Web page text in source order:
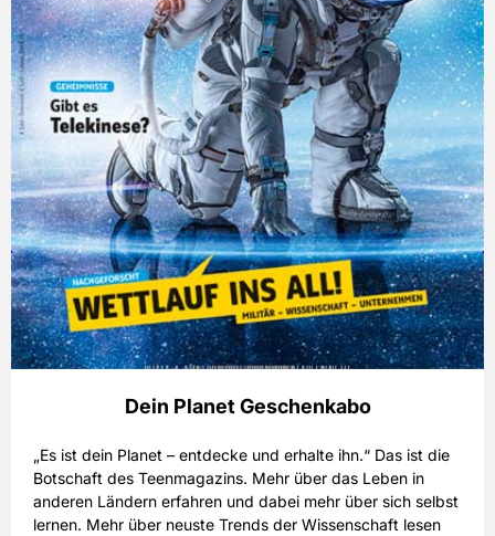
Dein Planet Geschenkabo
„Es ist dein Planet – entdecke und erhalte ihn.“ Das ist die
Botschaft des Teenmagazins. Mehr über das Leben in
anderen Ländern erfahren und dabei mehr über sich selbst
lernen. Mehr über neuste Trends der Wissenschaft lesen